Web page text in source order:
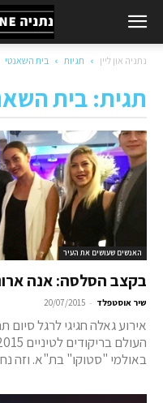
נתניה און ליין תגיות בית השאנטי
תגית: בית
האנשים שעושים את העיר
בקצב הסלסה: אנה
שיר אוסטפלד -
20/07/2015
אירוע גאלה חגיגי לרגל סיום
באולמי "סטוקו" בת"א. וזה